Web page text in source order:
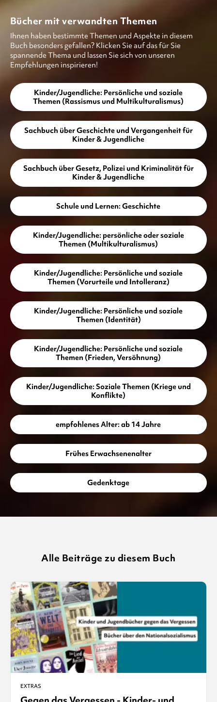
Bücher mit verwandten Themen
Ihnen haben bestimmte Themen und Aspekte in diesem
Buch besonders gefallen? Klicken Sie auf das für Sie
spannende Thema und lassen Sie sich von unseren
Empfehlungen inspirieren!
Kinder/Jugendliche: Persönliche und soziale
Themen (Rassismus und Multikulturalismus)
Sachbuch über Geschichte und Vergangenheit für
Kinder & Jugendliche
Sachbuch über Gesetz, Polizei und Kriminalität für
Kinder & Jugendliche
Schule und Lernen: Geschichte
Kinder/Jugendliche: persönliche oder soziale
Themen (Multikulturalismus)
Kinder/Jugendliche: Persönliche und soziale
Themen (Vorurteile und Intolleranz)
Kinder/Jugendliche: Persönliche und soziale
Themen (Identität)
Kinder/Jugendliche: Persönliche und soziale
Themen (Frieden, Versöhnung)
Kinder/Jugendliche: Soziale Themen (Kriege und
Konflikte)
empfohlenes Alter: ab 14 Jahre
Frühes Erwachsenenalter
Gedenktage
Alle Beiträge zu diesem Buch
EXTRAS